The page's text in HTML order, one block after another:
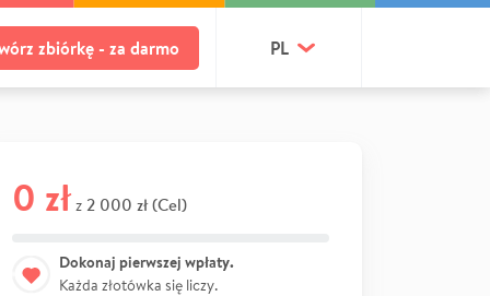
zbiórkę - za darmo PL
0 zł z 2 000 zł (Cel)
Dokonaj pierwszej wpłaty.
Każda złotówka się liczy.